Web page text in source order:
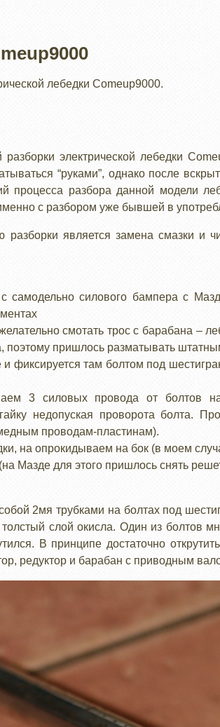
лебедки Comeup9000.
электрической лебедки
“руками”, однако после
процесса разбора данной модели
с разбором уже бывшей в
разборки является замена смазки и
самодельно силового бампера с
смотать трос с барабана –
поэтому пришлось разматывать
и фиксируется там болтом под
3 силовых провода от
недопуская проворота болта.
проводам-пластинам).
на опрокидываем на бок (в моем
Мазде для этого пришлось снять
2мя трубками на болтах под
слой окисла. Один из болтов
В принципе достаточно
редуктор и барабан с приводным